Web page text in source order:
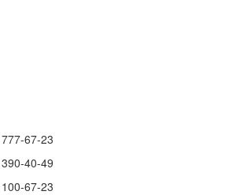
67-23
40-49
67-23